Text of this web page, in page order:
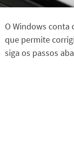
O Windows conta
que permite
siga os passos